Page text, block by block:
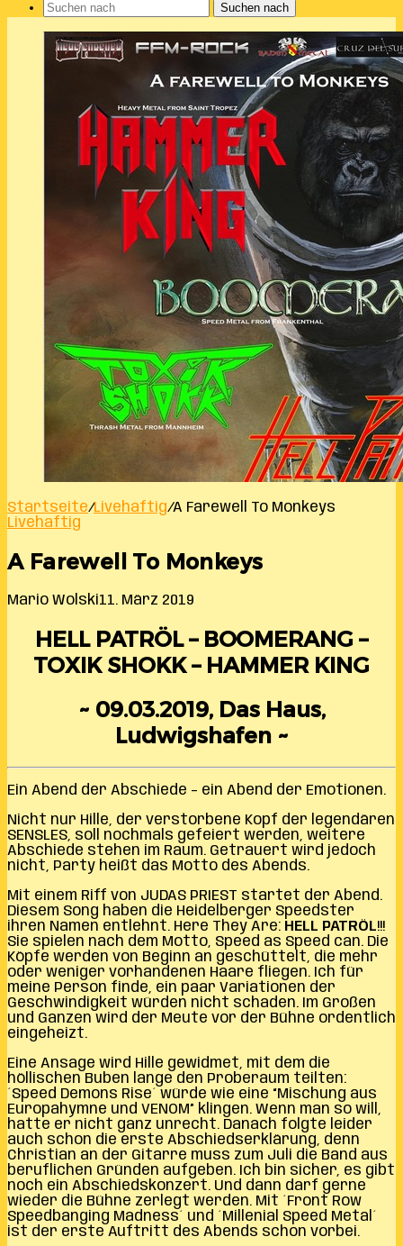
Suchen nach
Startseite/Livehaftig/A Farewell To Monkeys
Livehaftig
A Farewell To Monkeys
Mario Wolski11. März 2019
HELL PATRÖL – BOOMERANG –
TOXIK SHOKK – HAMMER KING
~ 09.03.2019, Das Haus,
Ludwigshafen ~
Ein Abend der Abschiede – ein Abend der Emotionen.
Nicht nur Hille, der verstorbene Kopf der legendären
SENSLES, soll nochmals gefeiert werden, weitere
Abschiede stehen im Raum. Getrauert wird jedoch
nicht, Party heißt das Motto des Abends.
Mit einem Riff von JUDAS PRIEST startet der Abend.
Diesem Song haben die Heidelberger Speedster
ihren Namen entlehnt. Here They Are: HELL PATRÖL!!!
Sie spielen nach dem Motto, Speed as Speed can. Die
Köpfe werden von Beginn an geschüttelt, die mehr
oder weniger vorhandenen Haare fliegen. Ich für
meine Person finde, ein paar Variationen der
Geschwindigkeit würden nicht schaden. Im Großen
und Ganzen wird der Meute vor der Bühne ordentlich
eingeheizt.
Eine Ansage wird Hille gewidmet, mit dem die
höllischen Buben lange den Proberaum teilten:
´Speed Demons Rise´ würde wie eine “Mischung aus
Europahymne und VENOM” klingen. Wenn man so will,
hatte er nicht ganz unrecht. Danach folgte leider
auch schon die erste Abschiedserklärung, denn
Christian an der Gitarre muss zum Juli die Band aus
beruflichen Gründen aufgeben. Ich bin sicher, es gibt
noch ein Abschiedskonzert. Und dann darf gerne
wieder die Bühne zerlegt werden. Mit ´Front Row
Speedbanging Madness´ und ´Millenial Speed Metal´
ist der erste Auftritt des Abends schon vorbei.